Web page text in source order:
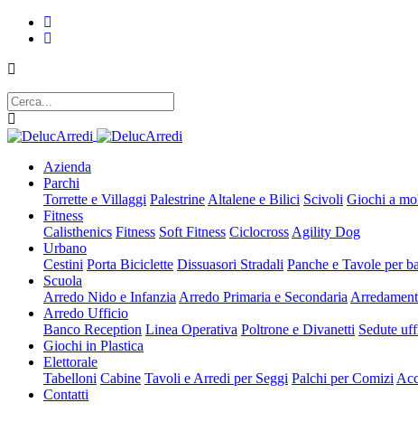
Azienda
Parchi
Torrette e Villaggi Palestrine Altalene e Bilici Scivoli Giochi a
Fitness
Calisthenics Fitness Soft Fitness Ciclocross Agility Dog
Urbano
Cestini Porta Biciclette Dissuasori Stradali Panche e Tavole per
Scuola
Arredo Nido e Infanzia Arredo Primaria e Secondaria
Arredo Ufficio
Banco Reception Linea Operativa Poltrone e Divanetti Sedute
Giochi in Plastica
Elettorale
Tabelloni Cabine Tavoli e Arredi per Seggi Palchi per Comizi
Contatti